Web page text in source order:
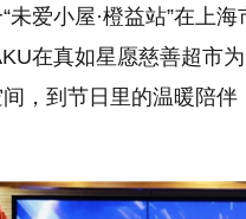
未爱小屋·橙益站”在上
在真如星愿慈善超市
，到节日里的温暖陪